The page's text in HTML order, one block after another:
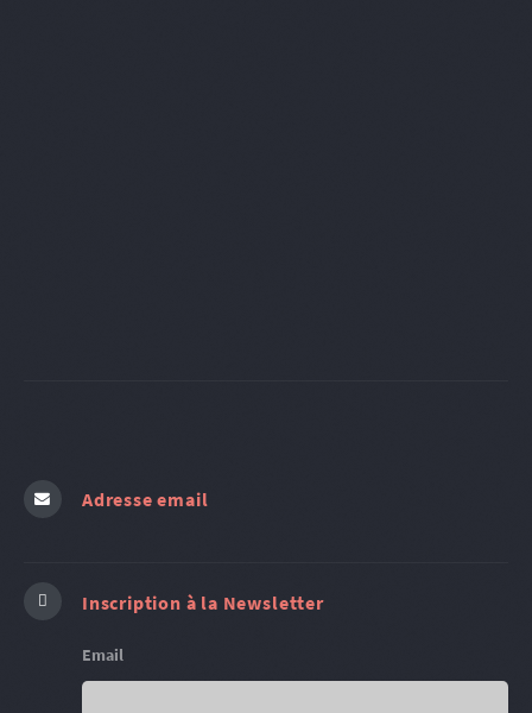
Adresse email
Inscription à la Newsletter
Email